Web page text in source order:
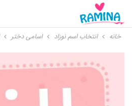
خانه انتخاب اسم نوزاد اسامی دختر